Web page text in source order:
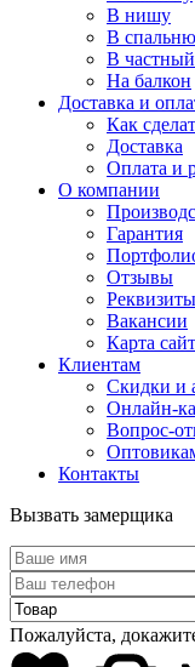
В нишу
В спальню
В
На балкон
Доставка и
Как
Доставка
Оплата и
О компании
Гарантия
Отзывы
Реквизиты
Вакансии
Карта
Клиентам
Скидки и
Онлайн-
Вопрос-
Контакты
Вызвать замерщика
Пожалуйста,